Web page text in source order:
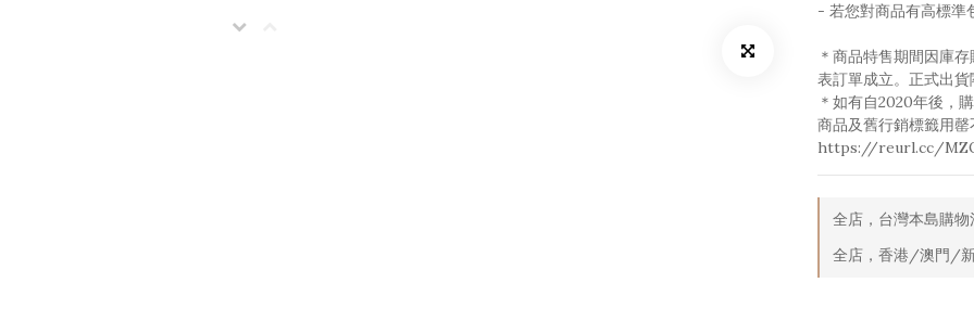
- 若您對商品有高標準
＊商品特售期間因庫
表訂單成立。正式出
＊如有自2020年後，
商品及舊行銷標籤用
https://reurl.cc/
全店，台灣本島購
全店，香港/澳門/